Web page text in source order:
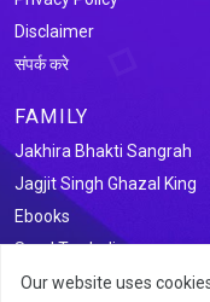
Disclaimer
संपर्क करे
FAMILY
Jakhira Bhakti Sangrah
Jagjit Singh Ghazal King
Ebooks
Saral Tax India
Our website uses